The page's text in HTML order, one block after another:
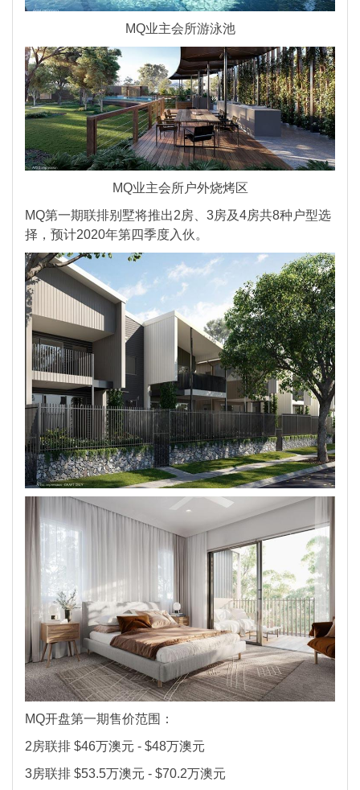
MQ业主会所游泳池
MQ业主会所户外烧烤区
MQ第一期联排别墅将推出2房、3房及4房共8种户型选
择，预计2020年第四季度入伙。
MQ开盘第一期售价范围：
2房联排 $46万澳元 - $48万澳元
3房联排 $53.5万澳元 - $70.2万澳元